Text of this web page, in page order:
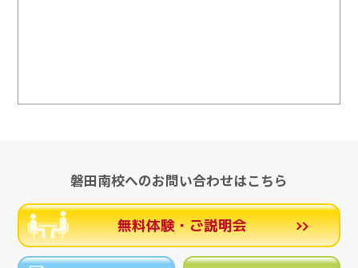
磐田南校へのお問い合わせはこちら
無料体験・ご説明会